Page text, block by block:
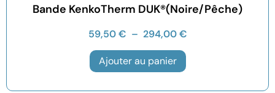
Bande KenkoTherm DUK®(Noire/Pêche)
59,50€ – 294,00€
Ajouter au panier